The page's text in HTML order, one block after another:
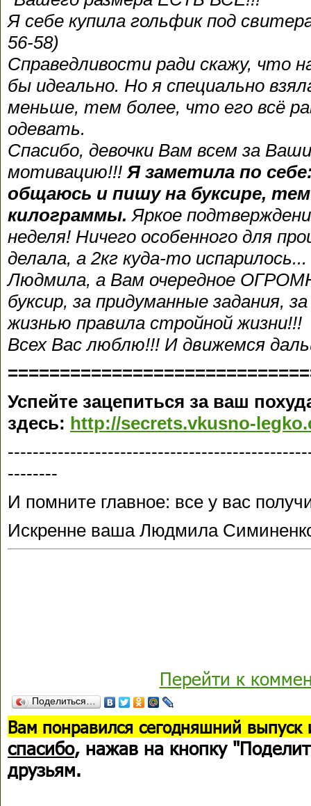
Я себе купила гольфик под
56-58)
Справедливости ради скажу, что
бы идеально. Но я специально
меньше, тем более, что его всё
одевать.
Спасибо, девочки Вам всем за
мотивацию!!!Я заметила по
общаюсь и пишу на буксире,
килограммы. Яркое
неделя! Ничего особенного для
делала, а 2кг куда-то испарилось...
Людмила, а Вам очередное
буксир, за придуманные задания,
жизнью правила стройной жизни!!!
Всех Вас люблю!!! И движемся
Успейте зацепиться за ваш
здесь: http://secrets.vkusno-
--------
И помните главное: все у вас
Искренне ваша Людмила
Перейти к
Поделиться…
Вам понравился сегодняшний выпуск
спасибо, нажав на кнопку
друзьям.